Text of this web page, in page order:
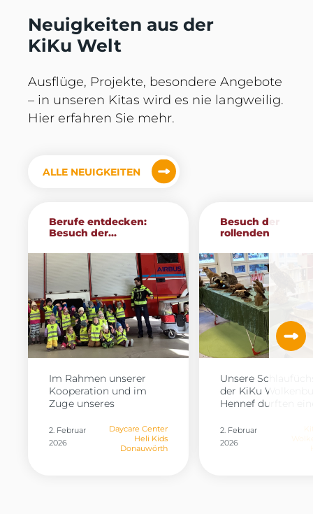
Neuigkeiten aus der
KiKu Welt
Ausflüge, Projekte, besondere Angebote
– in unseren Kitas wird es nie langweilig.
Hier erfahren Sie mehr.
ALLE NEUIGKEITEN
Berufe entdecken:
Besuch der...
Im Rahmen unserer
Kooperation und im
Zuge unseres
2. Februar
2026
Daycare Center
Heli Kids
Donauwörth
Besuch der
rollenden
Unsere
der KiKu
Hennef durften
2. Februar
2026